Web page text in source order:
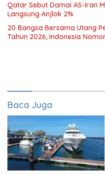
Qatar Sebut Damai AS-Iran
Langsung Anjlok 2%
20 Bangsa Bersama Utang
Tahun 2026, Indonesia
Baca Juga